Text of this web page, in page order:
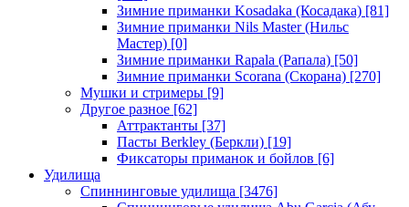
Зимние приманки Kosadaka (Косадака) [81]
Зимние приманки Nils Master (Нильс
Мастер) [0]
Зимние приманки Rapala (Рапала) [50]
Зимние приманки Scorana (Скорана) [270]
Мушки и стримеры [9]
Другое разное [62]
Аттрактанты [37]
Пасты Berkley (Беркли) [19]
Фиксаторы приманок и бойлов [6]
Удилища
Спиннинговые удилища [3476]